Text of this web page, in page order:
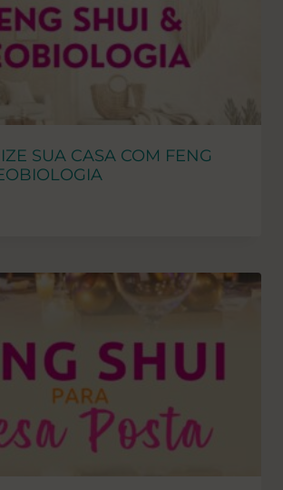
SUA CASA COM FENG